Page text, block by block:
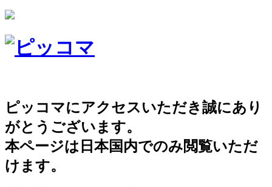
ピッコマにアクセスいただき誠にあり
がとうございます。
本ページは日本国内でのみ閲覧いただ
けます。